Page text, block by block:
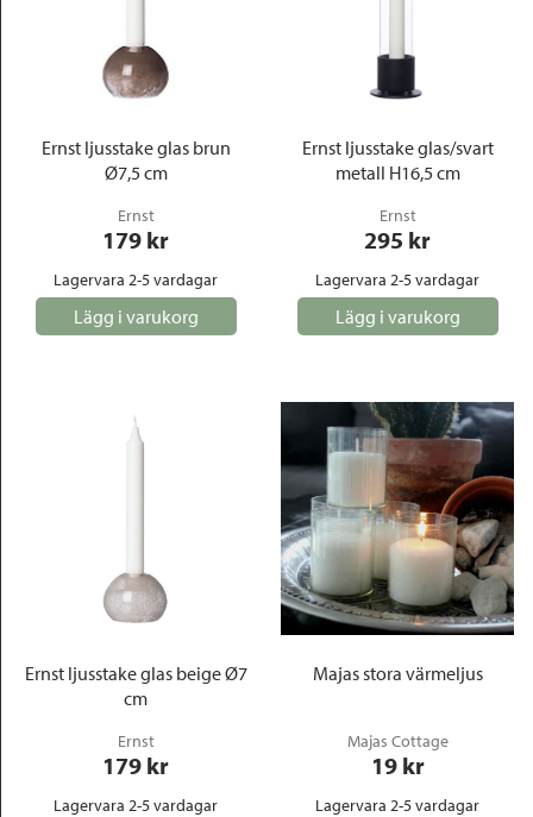
Ernst ljusstake glas brun
Ø7,5 cm
Ernst
179 kr
Lagervara 2-5 vardagar
Lägg i varukorg
Ernst ljusstake glas/svart
metall H16,5 cm
Ernst
295 kr
Lagervara 2-5 vardagar
Lägg i varukorg
Ernst ljusstake glas beige Ø7
cm
Ernst
179 kr
Lagervara 2-5 vardagar
Majas stora värmeljus
Majas Cottage
19 kr
Lagervara 2-5 vardagar